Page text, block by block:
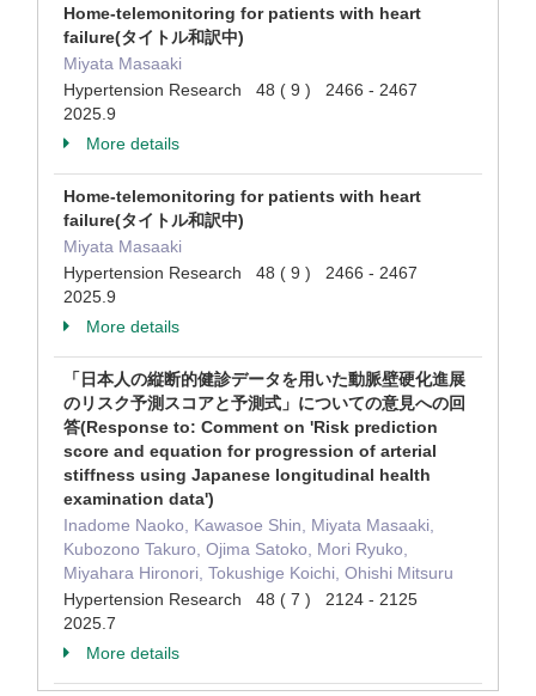
Home-telemonitoring for patients with heart
failure(タイトル和訳中)
Miyata Masaaki
Hypertension Research 48 ( 9 ) 2466 - 2467
2025.9
More details
Home-telemonitoring for patients with heart
failure(タイトル和訳中)
Miyata Masaaki
Hypertension Research 48 ( 9 ) 2466 - 2467
2025.9
More details
「日本人の縦断的健診データを用いた動脈壁硬化進展
のリスク予測スコアと予測式」についての意見への回
答(Response to: Comment on 'Risk prediction
score and equation for progression of arterial
stiffness using Japanese longitudinal health
examination data')
Inadome Naoko, Kawasoe Shin, Miyata Masaaki,
Kubozono Takuro, Ojima Satoko, Mori Ryuko,
Miyahara Hironori, Tokushige Koichi, Ohishi Mitsuru
Hypertension Research 48 ( 7 ) 2124 - 2125
2025.7
More details